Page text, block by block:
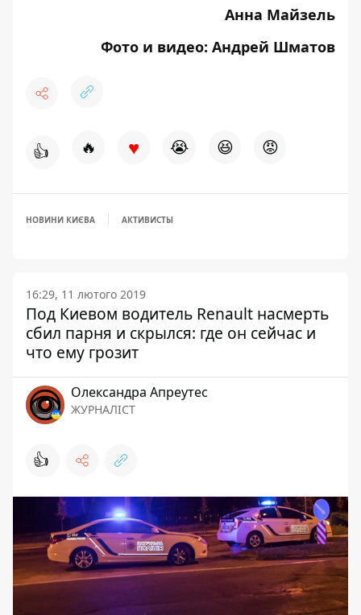
Анна Майзель
Фото и видео: Андрей Шматов
👍 🔥 ♥ 😭 😆 😡
НОВИНИ КИЄВА АКТИВИСТЫ
16:29, 11 лютого 2019
Под Киевом водитель Renault насмерть
сбил парня и скрылся: где он сейчас и
что ему грозит
Олександра Апреутес
ЖУРНАЛІСТ
👍